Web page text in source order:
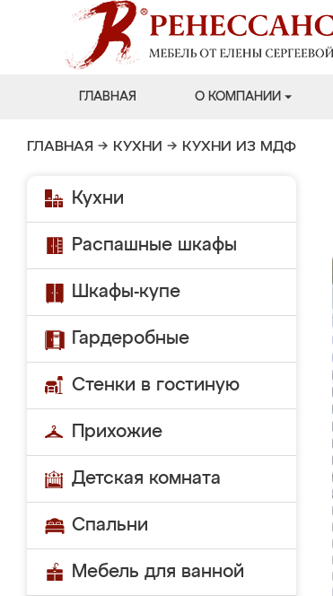
ГЛАВНАЯ О КОМПАНИИ
ГЛАВНАЯ → КУХНИ → КУХНИ ИЗ МДФ
Кухни
Распашные шкафы
Шкафы-купе
Гардеробные
Стенки в гостиную
Прихожие
Детская комната
Спальни
Мебель для ванной